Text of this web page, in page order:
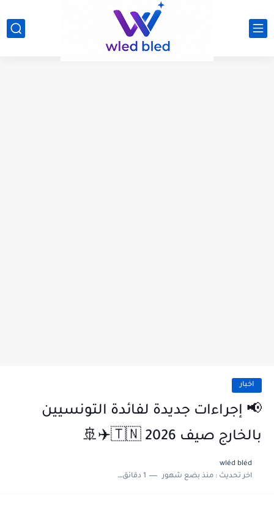
اخبار
📢 إجراءات جديدة لفائدة التونسيين
بالخارج صيف 2026 🇹🇳✈️🚢
wléd bléd
اخر تحديث :منذ بضع شهور 1 دقائق للقراءة